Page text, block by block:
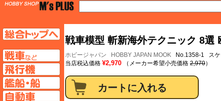
戦車模型 斬新海外テクニック 8選
ホビージャパン HOBBY JAPAN MOOK No.1358-1 スケ
当店税込価格 ¥2,970 （メーカー希望小売価格 2,970）
AFV
飛行機ページへ
艦船ページへ
自動車ページへ